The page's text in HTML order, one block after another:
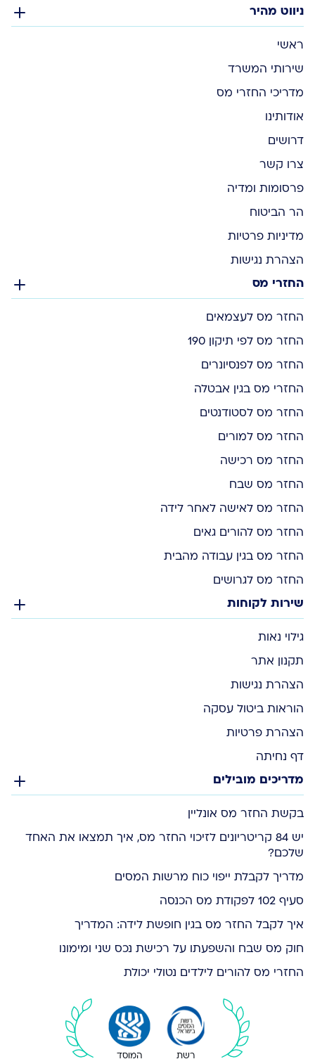
ניווט מהיר
ראשי
שירותי המשרד
מדריכי החזרי מס
אודותינו
דרושים
צרו קשר
פרסומות ומדיה
הר הביטוח
מדיניות פרטיות
הצהרת נגישות
החזרי מס
החזר מס לעצמאים
החזר מס לפי תיקון 190
החזר מס לפנסיונרים
החזרי מס בגין אבטלה
החזר מס לסטודנטים
החזר מס למורים
החזר מס רכישה
החזר מס שבח
החזר מס לאישה לאחר לידה
החזר מס להורים גאים
החזר מס בגין עבודה מהבית
החזר מס לגרושים
שירות לקוחות
גילוי נאות
תקנון אתר
הצהרת נגישות
הוראות ביטול עסקה
הצהרת פרטיות
דף נחיתה
מדריכים מובילים
בקשת החזר מס אונליין
יש 84 קריטריונים לזיכוי החזר מס, איך תמצאו את האחד
שלכם?
מדריך לקבלת ייפוי כוח מרשות המסים
סעיף 102 לפקודת מס הכנסה
איך לקבל החזר מס בגין חופשת לידה: המדריך
חוק מס שבח והשפעתו על רכישת נכס שני ומימונו
החזרי מס להורים לילדים נטולי יכולת
רשת המוסד